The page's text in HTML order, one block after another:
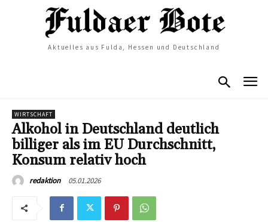
Aktuelles aus Fulda, Hessen und Deutschland
WIRTSCHAFT
Alkohol in Deutschland deutlich
billiger als im EU Durchschnitt,
Konsum relativ hoch
redaktion 05.01.2026